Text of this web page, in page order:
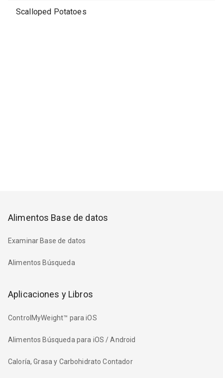
Scalloped Potatoes
Alimentos Base de datos
Examinar Base de datos
Alimentos Búsqueda
Aplicaciones y Libros
ControlMyWeight™ para iOS
Alimentos Búsqueda para iOS / Android
Caloría, Grasa y Carbohidrato Contador